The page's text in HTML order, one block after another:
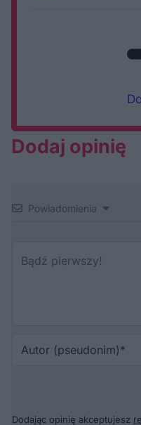
Dodaj opinię
Powiadomienia
Dodając opinię akceptujesz